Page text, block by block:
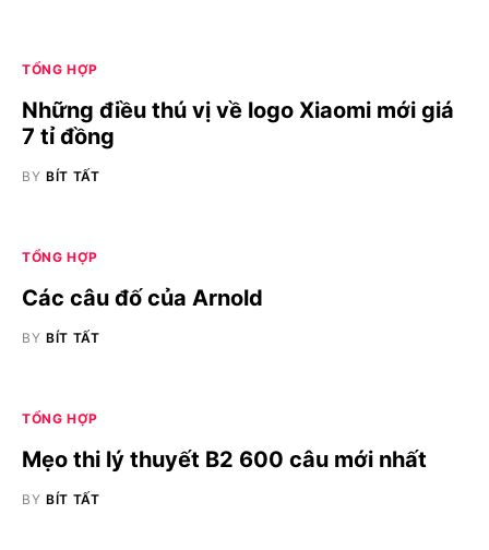
TỔNG HỢP
Những điều thú vị về logo Xiaomi mới giá
7 tỉ đồng
BY BÍT TẤT
TỔNG HỢP
Các câu đố của Arnold
BY BÍT TẤT
TỔNG HỢP
Mẹo thi lý thuyết B2 600 câu mới nhất
BY BÍT TẤT